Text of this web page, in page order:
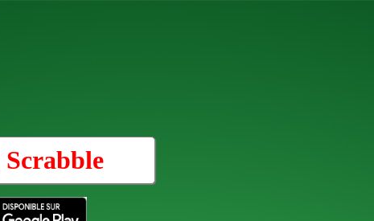
Scrabble